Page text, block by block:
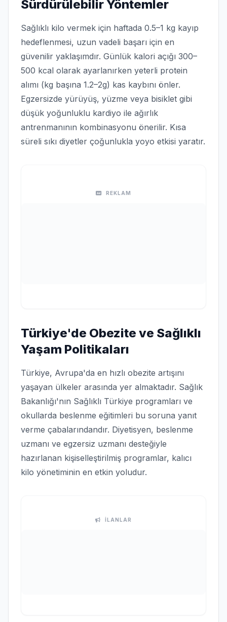
Sürdürülebilir Yöntemler
Sağlıklı kilo vermek için haftada 0.5–1 kg kayıp
hedeflenmesi, uzun vadeli başarı için en
güvenilir yaklaşımdır. Günlük kalori açığı 300–
500 kcal olarak ayarlanırken yeterli protein
alımı (kg başına 1.2–2g) kas kaybını önler.
Egzersizde yürüyüş, yüzme veya bisiklet gibi
düşük yoğunluklu kardiyo ile ağırlık
antrenmanının kombinasyonu önerilir. Kısa
süreli sıkı diyetler çoğunlukla yoyo etkisi yaratır.
REKLAM
Türkiye'de Obezite ve Sağlıklı
Yaşam Politikaları
Türkiye, Avrupa'da en hızlı obezite artışını
yaşayan ülkeler arasında yer almaktadır. Sağlık
Bakanlığı'nın Sağlıklı Türkiye programları ve
okullarda beslenme eğitimleri bu soruna yanıt
verme çabalarındandır. Diyetisyen, beslenme
uzmanı ve egzersiz uzmanı desteğiyle
hazırlanan kişiselleştirilmiş programlar, kalıcı
kilo yönetiminin en etkin yoludur.
İLANLAR